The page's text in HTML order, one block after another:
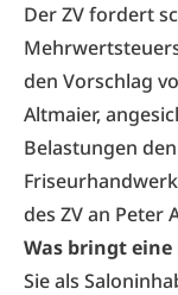
Der ZV fordert
den Vorschlag
Altmaier,
Belastungen
des ZVan Peter
Was bringt
Sie als